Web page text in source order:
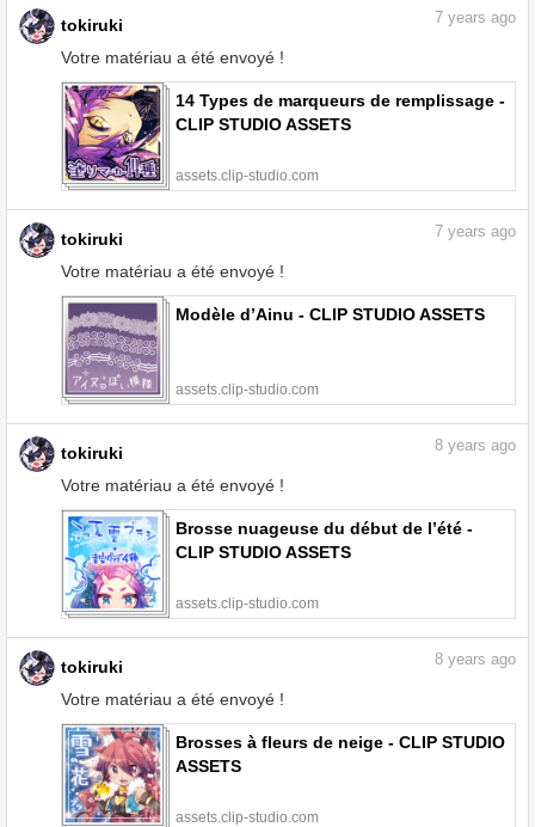
tokiruki
Votre matériau a été envoyé !
7 years ago
14 Types de marqueurs de remplissage -
CLIP STUDIO ASSETS
assets.clip-studio.com
tokiruki
Votre matériau a été envoyé !
7 years ago
Modèle d’Ainu - CLIP STUDIO ASSETS
assets.clip-studio.com
tokiruki
Votre matériau a été envoyé !
8 years ago
Brosse nuageuse du début de l’été -
CLIP STUDIO ASSETS
assets.clip-studio.com
tokiruki
Votre matériau a été envoyé !
8 years ago
Brosses à fleurs de neige - CLIP STUDIO
ASSETS
assets.clip-studio.com